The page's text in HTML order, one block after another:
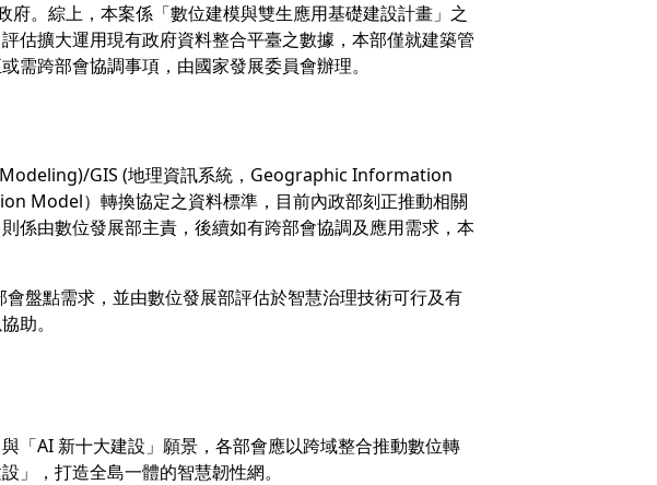
。綜上，本案係「數位建模與雙生應用基礎建設計畫」之
估擴大運用現有政府資料整合平臺之數據，本部僅就建築管
需跨部會協調事項，由國家發展委員會辦理。
GIS (地理資訊系統，Geographic Information
Model）轉換協定之資料標準，目前內政部刻正推動相關
係由數位發展部主責，後續如有跨部會協調及應用需求，本
盤點需求，並由數位發展部評估於智慧治理技術可行及有
助。
「AI 新十大建設」願景，各部會應以跨域整合推動數位轉
」，打造全島一體的智慧韌性網。